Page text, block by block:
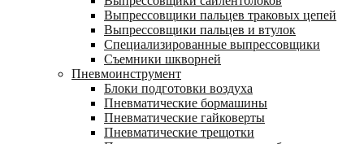
Выпрессовщики пальцев траковых цепей
Выпрессовщики пальцев и втулок
Специализированные выпрессовщики
Cъемники шкворней
Пневмоинструмент
Блоки подготовки воздуха
Пневматические бормашины
Пневматические гайковерты
Пневматические трещотки